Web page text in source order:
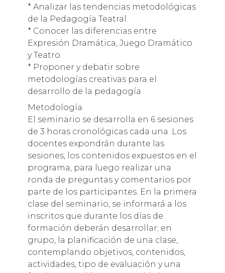
* Analizar las tendencias metodológicas
de la Pedagogía Teatral.
* Conocer las diferencias entre
Expresión Dramática, Juego Dramático
y Teatro.
* Proponer y debatir sobre
metodologías creativas para el
desarrollo de la pedagogía
Metodología
El seminario se desarrolla en 6 sesiones
de 3 horas cronológicas cada una. Los
docentes expondrán durante las
sesiones, los contenidos expuestos en el
programa, para luego realizar una
ronda de preguntas y comentarios por
parte de los participantes. En la primera
clase del seminario, se informará a los
inscritos que durante los días de
formación deberán desarrollar; en
grupo, la planificación de una clase,
contemplando objetivos, contenidos,
actividades, tipo de evaluación y una